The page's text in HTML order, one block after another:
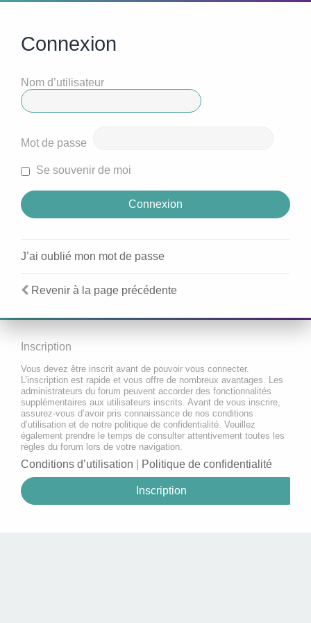
Connexion
Nom d’utilisateur
Mot de passe
Se souvenir de moi
J’ai oublié mon mot de passe
Revenir à la page précédente
Inscription
Vous devez être inscrit avant de pouvoir vous connecter.
L’inscription est rapide et vous offre de nombreux avantages. Les
administrateurs du forum peuvent accorder des fonctionnalités
supplémentaires aux utilisateurs inscrits. Avant de vous inscrire,
assurez-vous d’avoir pris connaissance de nos conditions
d’utilisation et de notre politique de confidentialité. Veuillez
également prendre le temps de consulter attentivement toutes les
règles du forum lors de votre navigation.
Conditions d’utilisation Politique de confidentialité
Inscription